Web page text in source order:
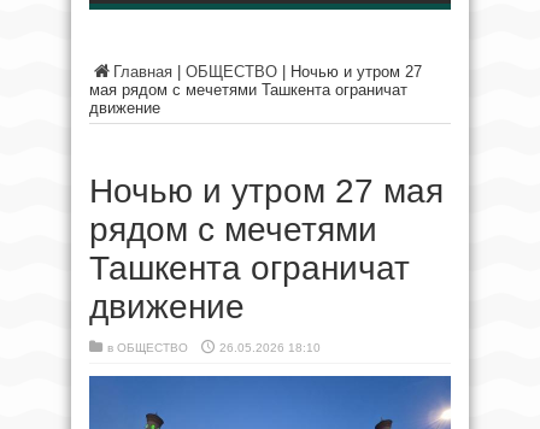
Главная ОБЩЕСТВО
Ночью и утром 27
мая рядом с мечетями Ташкента ограничат
движение
Ночью и утром 27 мая
рядом с мечетями
Ташкента ограничат
движение
в ОБЩЕСТВО 26.05.2026 18:10